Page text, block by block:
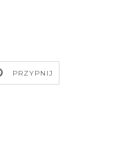
PRZYPNIJ